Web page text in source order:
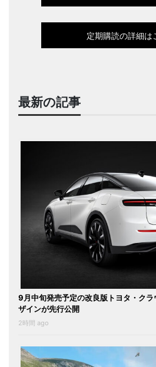
定期購読の詳細は
最新の記事
9月中旬発売予定の改良版トヨタ・ク
ザインが先行公開
2時間 ago